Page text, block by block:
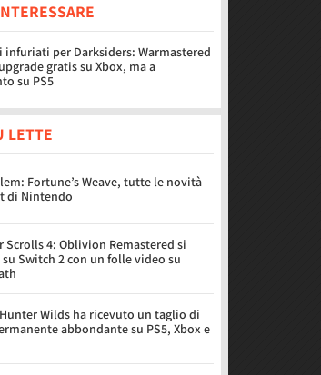
infuriati per Darksiders: Warmastered
gratis su Xbox, ma a
su PS5
LETTE
Fortune’s Weave, tutte le novità
di Nintendo
Scrolls 4: Oblivion Remastered si
Switch 2 con un folle video su
Wilds ha ricevuto un taglio di
abbondante su PS5, Xbox e